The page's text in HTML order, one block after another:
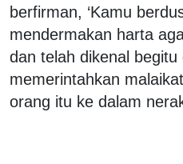
berfirman, ‘Kamu
mendermakan harta
dan telah dikenal begitu
memerintahkan
orang itu ke dalam